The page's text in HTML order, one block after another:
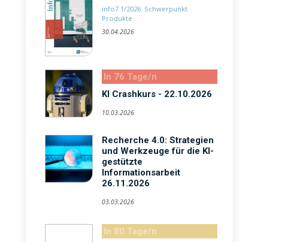
info7 1/2026: Schwerpunkt
Produkte
30.04.2026
In 76 Tage/n
KI Crashkurs - 22.10.2026
10.03.2026
Recherche 4.0: Strategien
und Werkzeuge für die KI-
gestützte
Informationsarbeit
26.11.2026
03.03.2026
In 80 Tage/n